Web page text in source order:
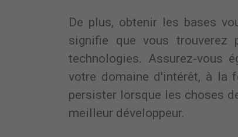
De plus, obtenir les bases
signifie que vous
technologies. Assurez-vous
votre domaine d'intérêt, à la
persister lorsque les choses
meilleur développeur.